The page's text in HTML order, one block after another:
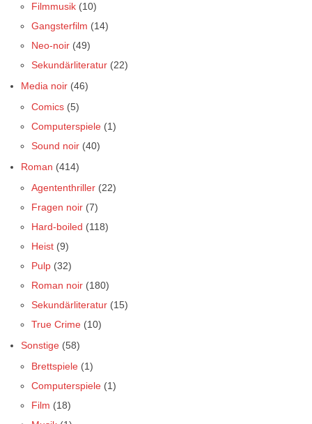
Filmmusik (10)
Gangsterfilm (14)
Neo-noir (49)
Sekundärliteratur (22)
Media noir (46)
Comics (5)
Computerspiele (1)
Sound noir (40)
Roman (414)
Agententhriller (22)
Fragen noir (7)
Hard-boiled (118)
Heist (9)
Pulp (32)
Roman noir (180)
Sekundärliteratur (15)
True Crime (10)
Sonstige (58)
Brettspiele (1)
Computerspiele (1)
Film (18)